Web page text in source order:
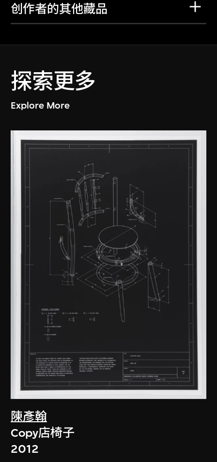
创作者的其他藏品
探索更多
Explore More
陳彥翰
Copy店椅子
2012